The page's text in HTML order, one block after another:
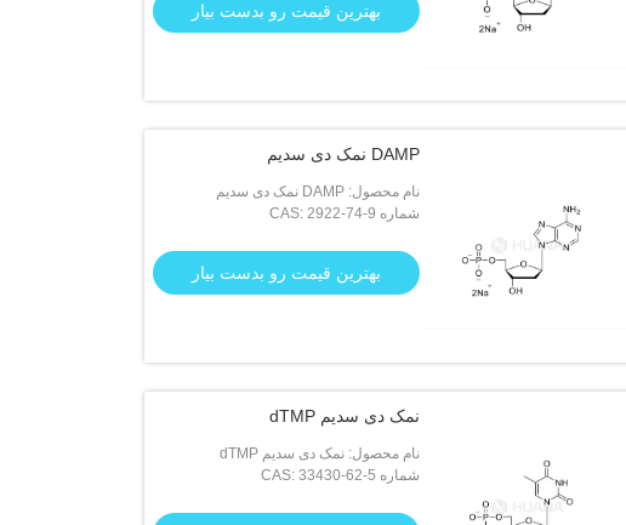
بهترین قیمت رو بدست بیار
DAMP نمک دی سدیم
نام محصول: DAMP نمک دی سدیم
شماره CAS: 2922-74-9
بهترین قیمت رو بدست بیار
نمک دی سدیم dTMP
نام محصول: نمک دی سدیم dTMP
شماره CAS: 33430-62-5